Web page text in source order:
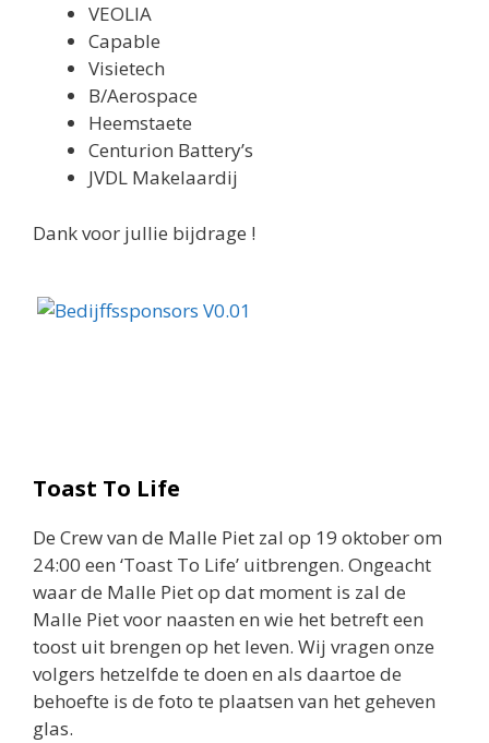
VEOLIA
Capable
Visietech
B/Aerospace
Heemstaete
Centurion Battery’s
JVDL Makelaardij
Dank voor jullie bijdrage !
Toast To Life
De Crew van de Malle Piet zal op 19 oktober om
24:00 een ‘Toast To Life’ uitbrengen. Ongeacht
waar de Malle Piet op dat moment is zal de
Malle Piet voor naasten en wie het betreft een
toost uit brengen op het leven. Wij vragen onze
volgers hetzelfde te doen en als daartoe de
behoefte is de foto te plaatsen van het geheven
glas.